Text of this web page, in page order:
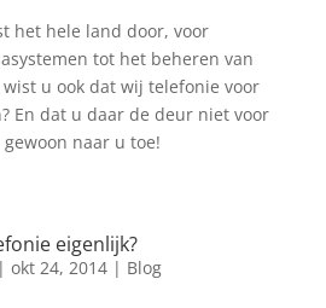
het hele land door, voor
tot het beheren van
wist u ook dat wij telefonie voor
En dat u daar de deur niet voor
naar u toe!
eigenlijk?
okt 24, 2014| Blog